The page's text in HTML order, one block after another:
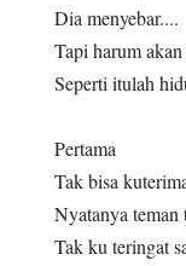
Dia menyebar....
Tapi harum
Seperti itulah
Pertama
Tak bisa
Nyatanya teman
Tak ku teringat